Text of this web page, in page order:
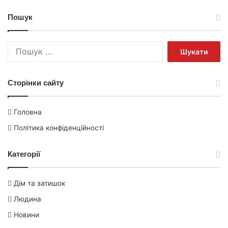
Пошук
Сторінки сайту
Головна
Політика конфіденційності
Категорії
Дім та затишок
Людина
Новини